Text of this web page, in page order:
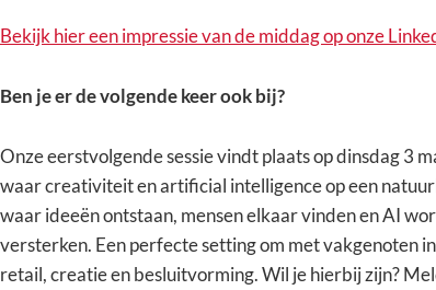
Bekijk hier een impressie van de middag op onze
Ben je er de volgende keer ook bij?
Onze eerstvolgende sessie vindt plaats op dinsdag 3
waar creativiteit en artificial intelligence op een
waar ideeën ontstaan, mensen elkaar vinden en AI
versterken. Een perfecte setting om met vakgenoten
retail, creatie en besluitvorming. Wil je hierbij zijn?